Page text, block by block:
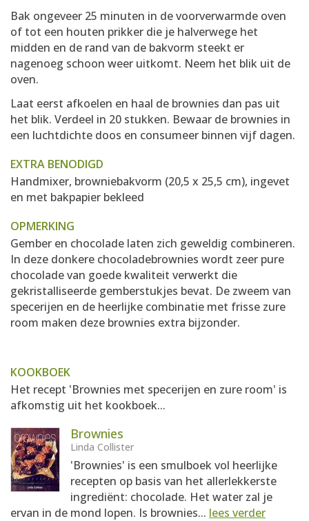
Bak ongeveer 25 minuten in de voorverwarmde oven
of tot een houten prikker die je halverwege het
midden en de rand van de bakvorm steekt er
nagenoeg schoon weer uitkomt. Neem het blik uit de
oven.
Laat eerst afkoelen en haal de brownies dan pas uit
het blik. Verdeel in 20 stukken. Bewaar de brownies in
een luchtdichte doos en consumeer binnen vijf dagen.
EXTRA BENODIGD
Handmixer, browniebakvorm (20,5 x 25,5 cm), ingevet
en met bakpapier bekleed
OPMERKING
Gember en chocolade laten zich geweldig combineren.
In deze donkere chocoladebrownies wordt zeer pure
chocolade van goede kwaliteit verwerkt die
gekristalliseerde gemberstukjes bevat. De zweem van
specerijen en de heerlijke combinatie met frisse zure
room maken deze brownies extra bijzonder.
KOOKBOEK
Het recept 'Brownies met specerijen en zure room' is
afkomstig uit het kookboek...
Brownies
Linda Collister
'Brownies' is een smulboek vol heerlijke
recepten op basis van het allerlekkerste
ingrediënt: chocolade. Het water zal je
ervan in de mond lopen. Is brownies... lees verder